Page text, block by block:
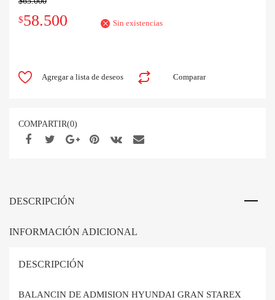
El
original
$65.000.
$58.500
actual
$58.500.
Sin existencias
Comparar
Agregar a lista de deseos
COMPARTIR(0)
DESCRIPCIÓN
INFORMACIÓN ADICIONAL
DESCRIPCIÓN
BALANCIN DE ADMISION HYUNDAI GRAN STAREX